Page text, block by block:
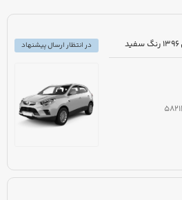
در انتظار ارسال پیشنهاد